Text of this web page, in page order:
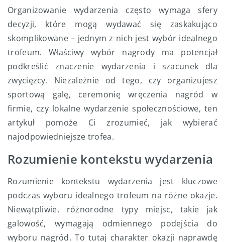
Organizowanie wydarzenia często wymaga sfery
decyzji, które mogą wydawać się zaskakująco
skomplikowane – jednym z nich jest wybór idealnego
trofeum. Właściwy wybór nagrody ma potencjał
podkreślić znaczenie wydarzenia i szacunek dla
zwycięzcy. Niezależnie od tego, czy organizujesz
sportową galę, ceremonię wręczenia nagród w
firmie, czy lokalne wydarzenie społecznościowe, ten
artykuł pomoże Ci zrozumieć, jak wybierać
najodpowiedniejsze trofea.
Rozumienie kontekstu wydarzenia
Rozumienie kontekstu wydarzenia jest kluczowe
podczas wyboru idealnego trofeum na różne okazje.
Niewątpliwie, różnorodne typy miejsc, takie jak
galowość, wymagają odmiennego podejścia do
wyboru nagród. To tutaj charakter okazji naprawdę